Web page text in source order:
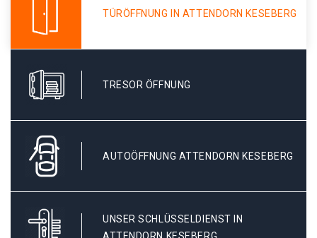
TÜRÖFFNUNG IN ATTENDORN KESEBERG
TRESOR ÖFFNUNG
AUTOÖFFNUNG ATTENDORN KESEBERG
UNSER SCHLÜSSELDIENST IN